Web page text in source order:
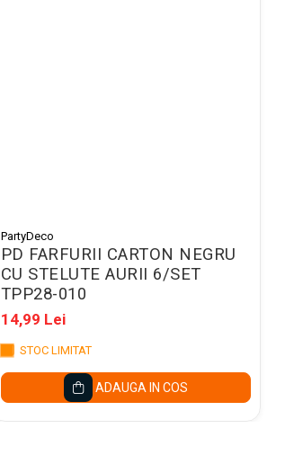
PartyDeco
PD FARFURII CARTON NEGRU
CU STELUTE AURII 6/SET
TPP28-010
14,99 Lei
STOC LIMITAT
ADAUGA IN COS